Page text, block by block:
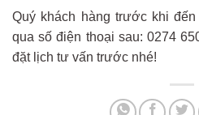
Quý khách hàng trước khi
qua số điện thoại sau: 0274
đặt lịch tư vấn trước nhé!